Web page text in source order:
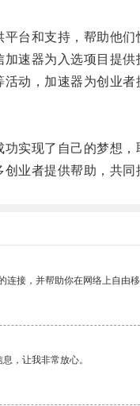
和支持，帮助他们
器为入选项目提供
，加速器为创业者
现了自己的梦想，
者提供帮助，共同
接，并帮助你在网络上自由移
，让我非常放心。